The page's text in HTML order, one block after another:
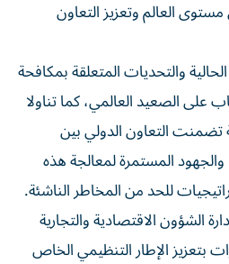
العالم وتعزيز التعاون
والتحديات المتعلقة بمكافحة
على الصعيد العالمي، كما تناولا
تضمنت التعاون الدولي بين
والجهود المستمرة لمعالجة هذه
للحد من المخاطر الناشئة.
الشؤون الاقتصادية والتجارية
بتعزيز الإطار التنظيمي الخاص